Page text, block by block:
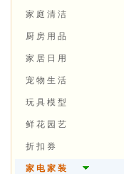
美 妆 工 具
男 士 护 肤
黄 金 首 饰
珍 珠 首 饰
品 牌 手 表
眼 镜 火 机
球 类 运 动
自 行 车
极 限 运 动
水 上 运 动
随 身 视 听
电 脑 硬 件
办 公 设 备
3 C 配 件
电 玩
家 庭 清 洁
厨 房 用 品
家 居 日 用
宠 物 生 活
玩 具 模 型
鲜 花 园 艺
折 扣 券
家 电 家 装